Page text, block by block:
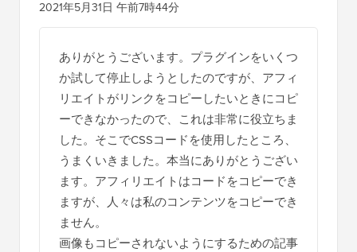
2021年5月31日 午前7時44分
ありがとうございます。プラグインをいくつ
か試して停止しようとしたのですが、アフィ
リエイトがリンクをコピーしたいときにコピ
ーできなかったので、これは非常に役立ちま
した。そこでCSSコードを使用したところ、
うまくいきました。本当にありがとうござい
ます。アフィリエイトはコードをコピーでき
ますが、人々は私のコンテンツをコピーでき
ません。
画像もコピーされないようにするための記事